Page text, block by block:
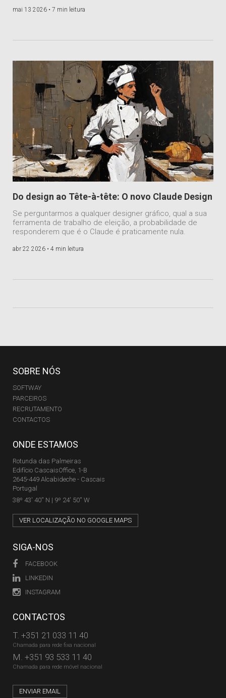
mai 13 2026 • 7 min leitura
Do design ao Tête-à-tête: O novo Claude Design
Se perguntarmos a qualquer designer gráfico, qual a sua
ferramenta de trabalho de eleição, a probabilidade de
responderem que é o Claude é praticamente nula.
abr 22 2026 • 4 min leitura
SOBRE NÓS
SOFTWAY
PARCEIROS
RECRUTAMENTO
CONTACTOS
ONDE ESTAMOS
Rotunda das Palmeiras
Edifício CascaisOffice, 1-B
2645-449 Alcabideche - Cascais
Portugal
38º 43' 40'' N | 9º 24' 50'' W
VER LOCALIZAÇÃO NO GOOGLE MAPS
SIGA-NOS
FACEBOOK
LINKEDIN
INSTAGRAM
CONTACTOS
T. +351 21 033 11 40
Chamada para rede fixa nacional
M. +351 93 533 11 40
Chamada para rede móvel nacional
ENVIAR EMAIL